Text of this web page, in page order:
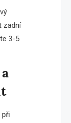
zadní
3-5